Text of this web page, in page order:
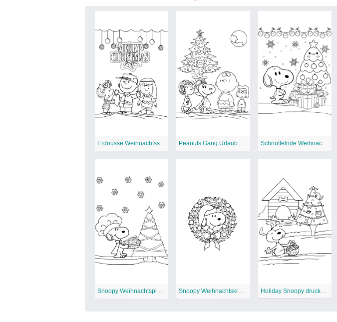
Erdnüsse Weihnachtsszene zum Ausdrucken Peanuts Gang Urlaub Schnüffelnde Weihnachten
Snoopy Weihnachtsplätzchen backen Snoopy Weihnachtskranz Holiday Snoopy druckbar